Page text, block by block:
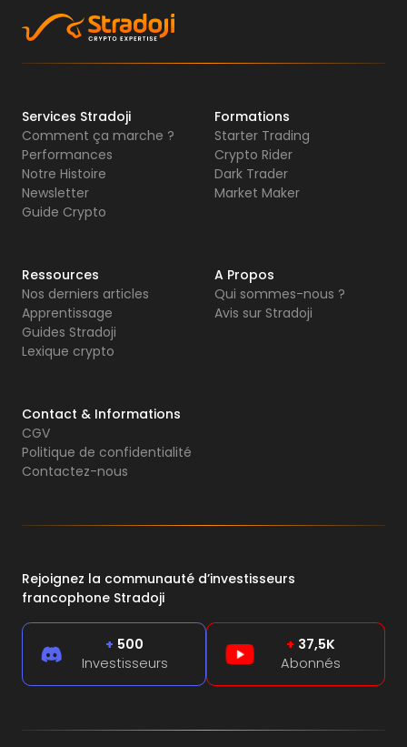
Services Stradoji
Comment ça marche ?
Performances
Notre Histoire
Newsletter
Guide Crypto
Formations
Starter Trading
Crypto Rider
Dark Trader
Market Maker
Ressources
Nos derniers articles
Apprentissage
Guides Stradoji
Lexique crypto
A Propos
Qui sommes-nous ?
Avis sur Stradoji
Contact & Informations
CGV
Politique de confidentialité
Contactez-nous
Rejoignez la communauté d’investisseurs
francophone Stradoji
+ 500
Investisseurs
+ 37,5K
Abonnés